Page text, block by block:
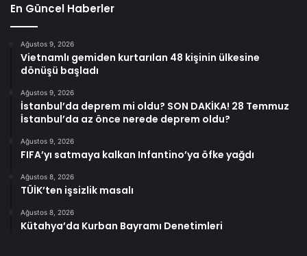
En Güncel Haberler
Ağustos 9, 2026
Vietnamlı gemiden kurtarılan 48 kişinin ülkesine
dönüşü başladı
Ağustos 9, 2026
İstanbul’da deprem mi oldu? SON DAKİKA! 28 Temmuz
İstanbul’da az önce nerede deprem oldu?
Ağustos 9, 2026
FIFA’yı satmaya kalkan Infantino’ya öfke yağdı
Ağustos 8, 2026
TÜİK’ten işsizlik masalı
Ağustos 8, 2026
Kütahya’da Kurban Bayramı Denetimleri